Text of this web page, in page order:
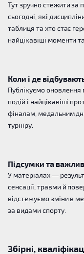
Тут зручно стежити за
сьогодні, які
таблиця та хто стає
найцікавіші моменти
Коли і де
Публікуємо оновлення
подій і найцікавіші
фіналам, медальним
турніру.
Підсумки та
У матеріалах —
сенсації, травми й
відстежуємо зміни в
за видами спорту.
Збірні,